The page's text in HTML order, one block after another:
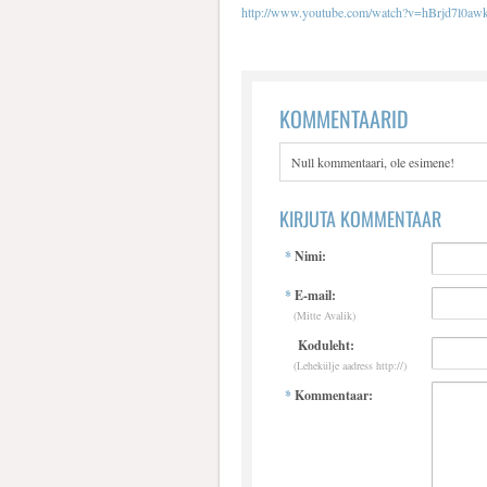
http://www.youtube.com/
KOMMENTAARID
Null kommentaari, ole esimene!
KIRJUTA KOMMENTAAR
*Nimi:
*E-mail:
(Mitte Avalik)
Koduleht:
(Lehekülje aadress http://)
*Kommentaar: